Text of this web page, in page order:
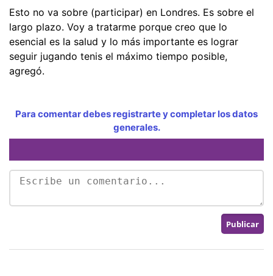
Esto no va sobre (participar) en Londres. Es sobre el
largo plazo. Voy a tratarme porque creo que lo
esencial es la salud y lo más importante es lograr
seguir jugando tenis el máximo tiempo posible,
agregó.
Para comentar debes registrarte y completar los datos
generales.